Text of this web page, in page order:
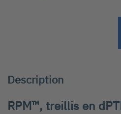
Galerie
Description
RPM™, treillis en